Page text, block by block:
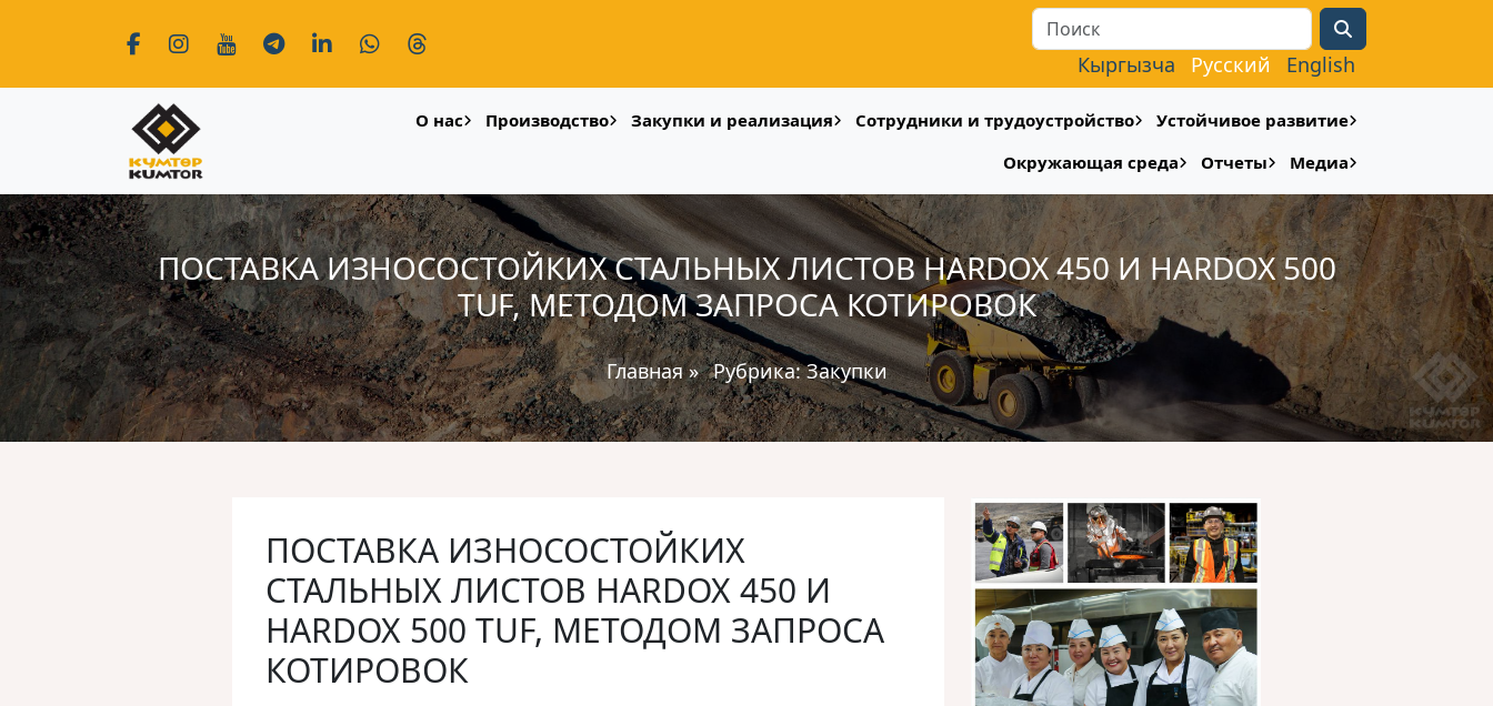
Search
Кыргызча Русский English
О нас Производство Закупки и реализация Сотрудники и трудоустройство
Устойчивое развитие
Окружающая среда
Отчеты Медиа
ПОСТАВКА ИЗНОСОСТОЙКИХ СТАЛЬНЫХ ЛИСТОВ HARDOX 450 И HARDOX 500
TUF, МЕТОДОМ ЗАПРОСА КОТИРОВОК
Главная» Рубрика:Закупки
ПОСТАВКА ИЗНОСОСТОЙКИХ
СТАЛЬНЫХ ЛИСТОВ HARDOX 450 И
HARDOX 500 TUF, МЕТОДОМ ЗАПРОСА
КОТИРОВОК